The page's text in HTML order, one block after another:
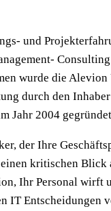
und
wur­de die
durch den
Jahr 2004
der Ihre
kri­ti­schen Blick
Ihr Per­so­nal wirft
IT Ent­schei­dun­gen